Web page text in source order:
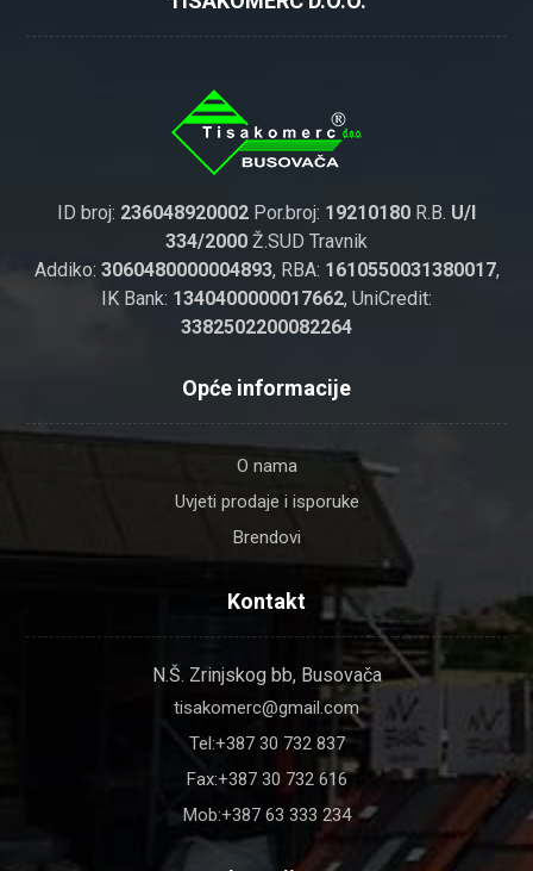
ID broj: 236048920002 Por.broj: 19210180 R.B. U/I
334/2000 Ž.SUD Travnik
Addiko: 3060480000004893, RBA: 1610550031380017,
IK Bank: 1340400000017662, UniCredit:
3382502200082264
Opće informacije
O nama
Uvjeti prodaje i isporuke
Brendovi
Kontakt
N.Š. Zrinjskog bb, Busovača
tisakomerc@gmail.com
Tel:+387 30 732 837
Fax:+387 30 732 616
Mob:+387 63 333 234